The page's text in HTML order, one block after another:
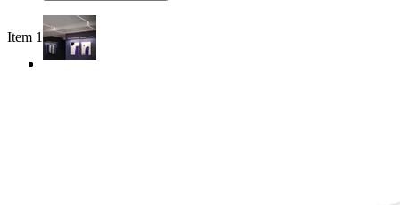
Item 1 of 3